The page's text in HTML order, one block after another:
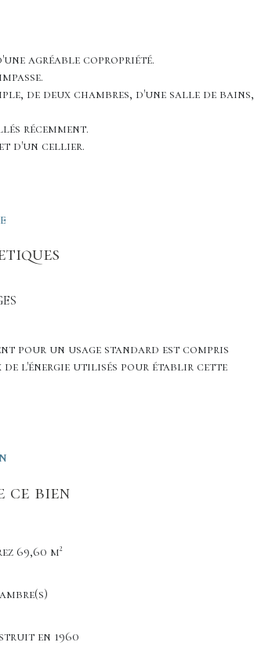
agréable copropriété.
de deux chambres, d'une salle de bains,
récemment.
et d'un cellier.
pour un usage standard est compris
de l'énergie utilisés pour établir cette
ce bien
69,60 m²
en 1960